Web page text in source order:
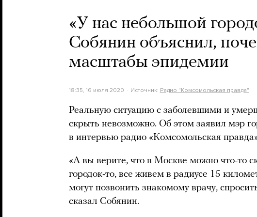
«У нас небольшой
Собянин объяснил,
масштабы эпидемии
18:35, 16 июля 2020 Источник: Радио "Комсомольская правда"
Реальную ситуацию с заболевшими и
скрыть невозможно. Об этом заявил мэр
в интервью радио «Комсомольская
«А вы верите, что в Москве можно что-то
городок-то, все живем в радиусе 15
могут позвонить знакомому врачу,
сказал Собянин.